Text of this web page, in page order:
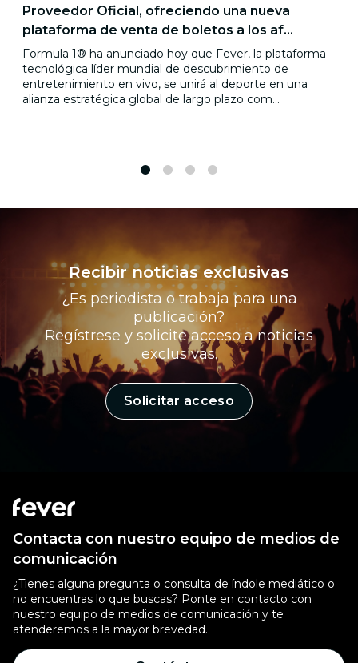
Proveedor Oficial, ofreciendo una nueva
plataforma de venta de boletos a los af...
Formula 1® ha anunciado hoy que Fever, la plataforma
tecnológica líder mundial de descubrimiento de
entretenimiento en vivo, se unirá al deporte en una
alianza estratégica global de largo plazo com...
Recibir noticias exclusivas
¿Es periodista o trabaja para una
publicación?
Regístrese y solicite acceso a noticias
exclusivas.
Solicitar acceso
Contacta con nuestro equipo de medios de
comunicación
¿Tienes alguna pregunta o consulta de índole mediático o
no encuentras lo que buscas? Ponte en contacto con
nuestro equipo de medios de comunicación y te
atenderemos a la mayor brevedad.